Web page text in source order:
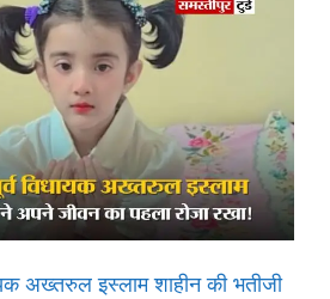
अख्तरुल इस्लाम शाहीन की भतीजी